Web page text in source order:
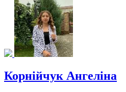
Корнійчук Ангеліна